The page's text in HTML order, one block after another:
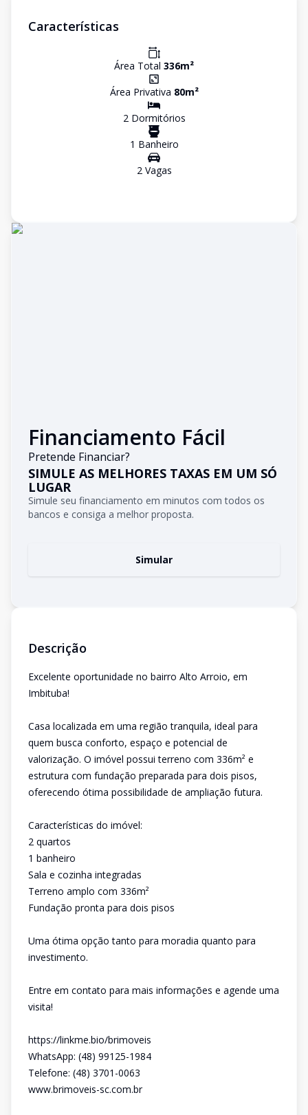
Características
Área Total 336m²
Área Privativa 80m²
2Dormitórios
1 Banheiro
2Vagas
Financiamento Fácil
Pretende Financiar?
SIMULE AS MELHORES TAXAS EM UM SÓ
LUGAR
Simule seu financiamento em minutos com todos os
bancos e consiga a melhor proposta.
Simular
Descrição
Excelente oportunidade no bairro Alto Arroio, em
Imbituba!
Casa localizada em uma região tranquila, ideal para
quem busca conforto, espaço e potencial de
valorização. O imóvel possui terreno com 336m² e
estrutura com fundação preparada para dois pisos,
oferecendo ótima possibilidade de ampliação futura.
Características do imóvel:
2 quartos
1 banheiro
Sala e cozinha integradas
Terreno amplo com 336m²
Fundação pronta para dois pisos
Uma ótima opção tanto para moradia quanto para
investimento.
Entre em contato para mais informações e agende uma
visita!
https://linkme.bio/brimoveis
WhatsApp: (48) 99125-1984
Telefone: (48) 3701-0063
www.brimoveis-sc.com.br